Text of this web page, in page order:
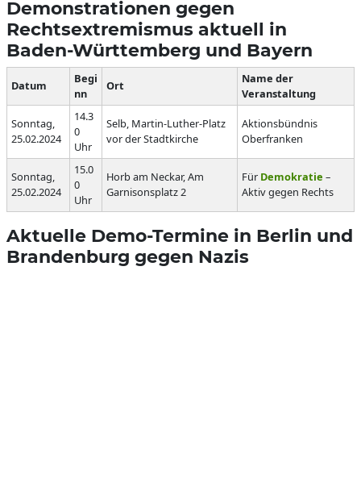
Demonstrationen gegen
Rechtsextremismus aktuell in
Baden-Württemberg und Bayern
Datum
Begi
nn
Ort
Name der
Veranstaltung
Sonntag,
25.02.2024
14.3
0
Uhr
Selb, Martin-Luther-Platz
vor der Stadtkirche
Aktionsbündnis
Oberfranken
Sonntag,
25.02.2024
15.0
0
Uhr
Horb am Neckar, Am
Garnisonsplatz 2
Für Demokratie –
Aktiv gegen Rechts
Aktuelle Demo-Termine in Berlin und
Brandenburg gegen Nazis